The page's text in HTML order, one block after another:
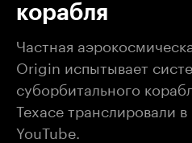
корабля
Частная
Origin испытывает
суборбитального
Техасе транслировали
YouTube.